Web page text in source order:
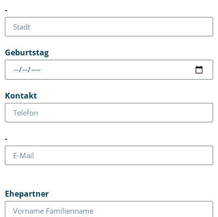
-
Geburtstag
Kontakt
-
Ehepartner